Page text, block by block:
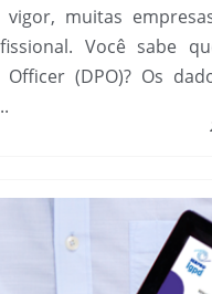
muitas
Você sabe
Officer (DPO)? Os